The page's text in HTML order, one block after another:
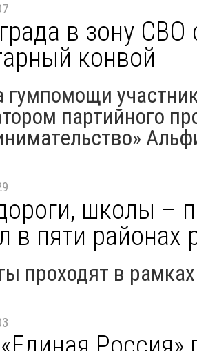
в зону
конвой
гумпомощи
партийного
школы –
в пяти районах
проходят в